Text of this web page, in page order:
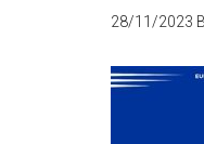
28/11/2023